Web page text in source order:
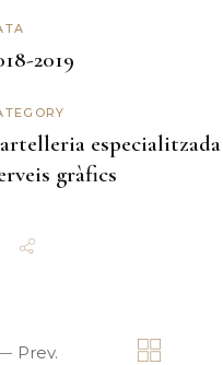
2019
especialitzada
gràfics
Prev.